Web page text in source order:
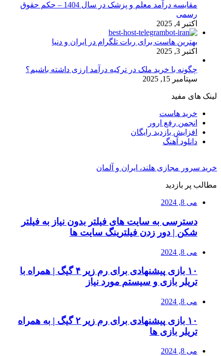
مقایسه درآمد معلم و پزشک در سال 1404 – حکم حقوق
رسمی
اکتبر 4, 2025
بهترین هاست برای ربات تلگرام در ایران و دنیا
اکتبر 3, 2025
چگونه با خرید ملک در ترکیه درآمد ارزی داشته باشیم؟
سپتامبر 15, 2025
لینک های مفید
خرید هاست
انجمن رفع ارور
افزایش بازدید رایگان
دانلود آهنگ
خرید سرور مجازی هلند، ایران و آلمان
مطالب پر بازدید
می 8, 2024
دسترسی به سایت های فیلتر بدون نیاز به فیلتر
شکن | دور زدن فیلترینگ سایت ها
می 8, 2024
۱۰ بازی پیشنهادی برای رم زیر ۴ گیگ | همراه با
تریلر بازی و سیستم مورد نیاز
می 8, 2024
۱۰ بازی پیشنهادی برای رم زیر ۲ گیگ | به همراه
تریلر بازی ها
می 8, 2024